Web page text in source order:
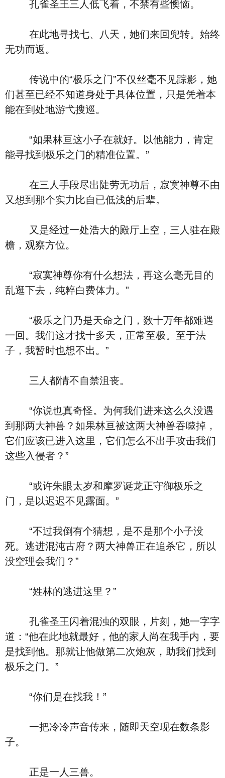
孔雀圣王三人低飞着，不禁有些懊恼。
在此地寻找七、八天，她们来回兜转。始终
无功而返。
传说中的“极乐之门”不仅丝毫不见踪影，她
们甚至已经不知道身处于具体位置，只是凭着本
能在到处地游弋搜巡。
“如果林亘这小子在就好。以他能力，肯定
能寻找到极乐之门的精准位置。”
在三人手段尽出陡劳无功后，寂寞神尊不由
又想到那个实力比自已低浅的后辈。
又是经过一处浩大的殿厅上空，三人驻在殿
檐，观察方位。
“寂寞神尊你有什么想法，再这么毫无目的
乱逛下去，纯粹白费体力。”
“极乐之门乃是天命之门，数十万年都难遇
一回。我们这才找十多天，正常至极。至于法
子，我暂时也想不出。”
三人都情不自禁沮丧。
“你说也真奇怪。为何我们进来这么久没遇
到那两大神兽？如果林亘被这两大神兽吞噬掉，
它们应该已进入这里，它们怎么不出手攻击我们
这些入侵者？”
“或许朱眼太岁和摩罗诞龙正守御极乐之
门，是以迟迟不见露面。”
“不过我倒有个猜想，是不是那个小子没
死。逃进混沌古府？两大神兽正在追杀它，所以
没空理会我们？”
“姓林的逃进这里？”
孔雀圣王闪着混浊的双眼，片刻，她一字字
道：“他在此地就最好，他的家人尚在我手内，要
是找到他。那就让他做第二次炮灰，助我们找到
极乐之门。”
“你们是在找我！”
一把冷冷声音传来，随即天空现在数条影
子。
正是一人三兽。